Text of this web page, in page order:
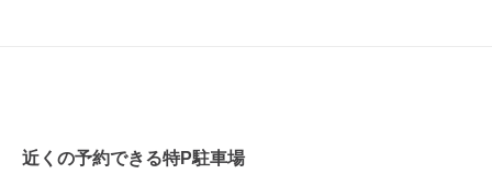
近くの予約できる特P駐車場